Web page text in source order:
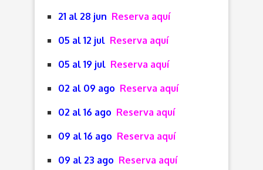
21 al 28 jun Reserva aquí
05 al 12 jul Reserva aquí
05 al 19 jul Reserva aquí
02 al 09 ago Reserva aquí
02 al 16 ago Reserva aquí
09 al 16 ago Reserva aquí
09 al 23 ago Reserva aquí